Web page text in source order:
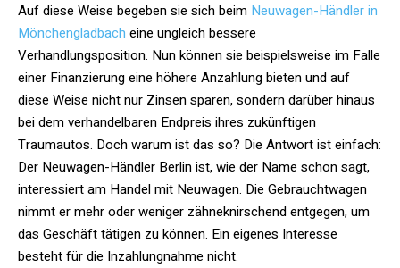
Auf diese Weise begeben sie sich beim Neuwagen-Händler in
Mönchengladbach eine ungleich bessere
Verhandlungsposition. Nun können sie beispielsweise im Falle
einer Finanzierung eine höhere Anzahlung bieten und auf
diese Weise nicht nur Zinsen sparen, sondern darüber hinaus
bei dem verhandelbaren Endpreis ihres zukünftigen
Traumautos. Doch warum ist das so? Die Antwort ist einfach:
Der Neuwagen-Händler Berlin ist, wie der Name schon sagt,
interessiert am Handel mit Neuwagen. Die Gebrauchtwagen
nimmt er mehr oder weniger zähneknirschend entgegen, um
das Geschäft tätigen zu können. Ein eigenes Interesse
besteht für die Inzahlungnahme nicht.